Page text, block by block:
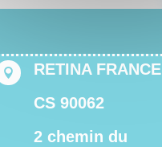

RETINA FRANCE
CS 90062
2 chemin du